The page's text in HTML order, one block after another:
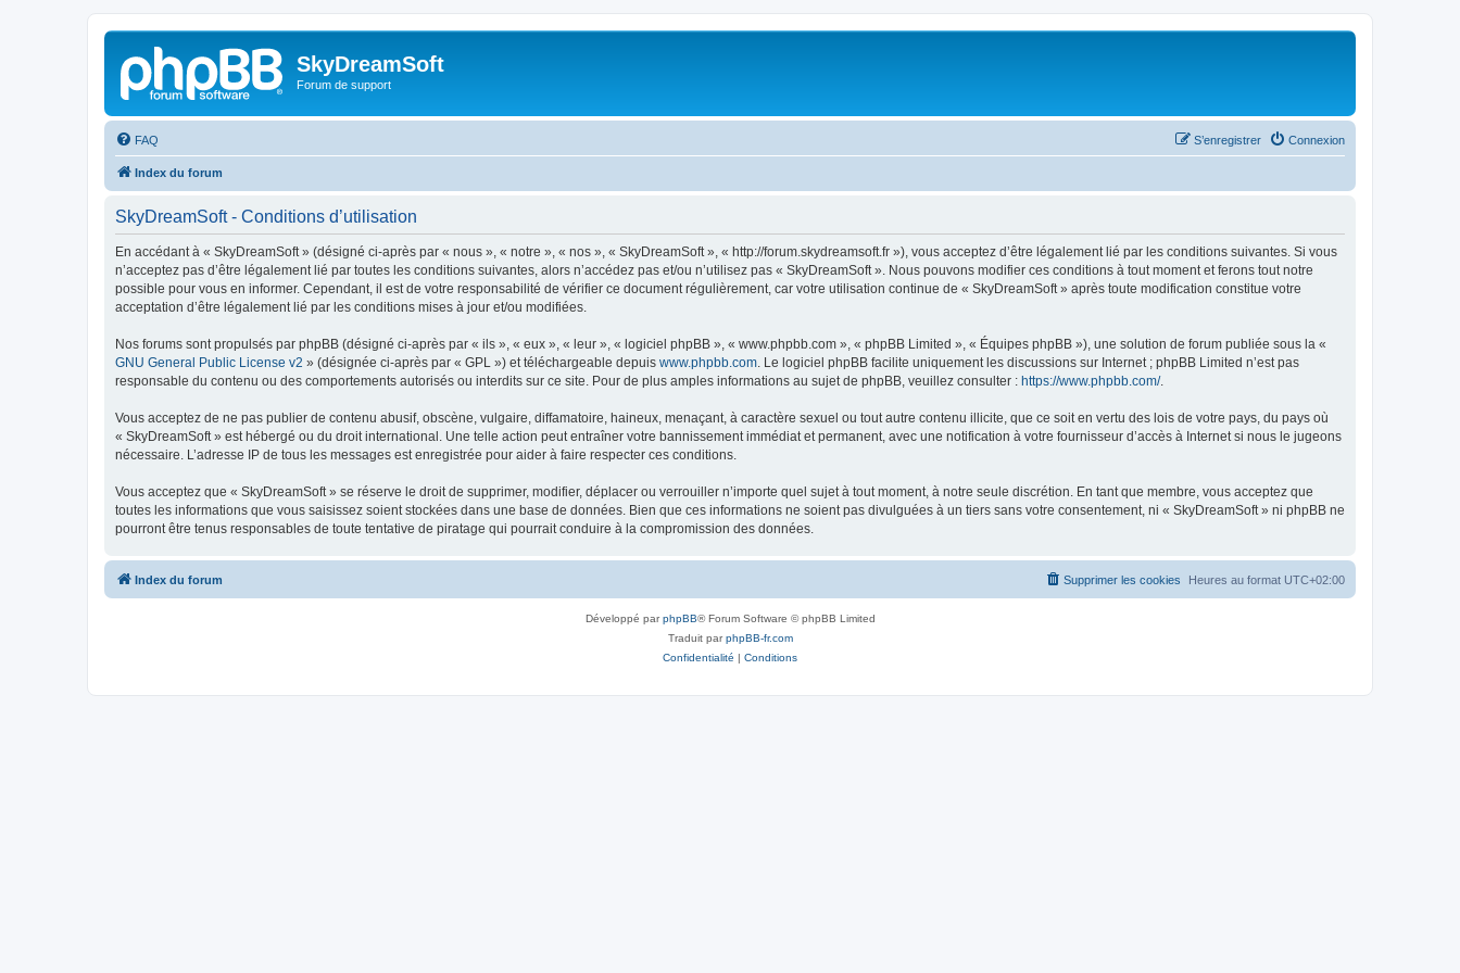
SkyDreamSoft
Forum de support
FAQ Connexion
S’enregistrer
Index du forum
SkyDreamSoft - Conditions d’utilisation
En accédant à « SkyDreamSoft » (désigné ci-après par « nous », « notre », « nos », « SkyDreamSoft », « http://forum.skydreamsoft.fr »), vous acceptez d’être légalement lié par les conditions suivantes. Si vous
n’acceptez pas d’être légalement lié par toutes les conditions suivantes, alors n’accédez pas et/ou n’utilisez pas « SkyDreamSoft ». Nous pouvons modifier ces conditions à tout moment et ferons tout notre
possible pour vous en informer. Cependant, il est de votre responsabilité de vérifier ce document régulièrement, car votre utilisation continue de « SkyDreamSoft » après toute modification constitue votre
acceptation d’être légalement lié par les conditions mises à jour et/ou modifiées.
Nos forums sont propulsés par phpBB (désigné ci-après par « ils », « eux », « leur », « logiciel phpBB », « www.phpbb.com », « phpBB Limited », « Équipes phpBB »), une solution de forum publiée sous la «
GNU General Public License v2 » (désignée ci-après par « GPL ») et téléchargeable depuis www.phpbb.com . Le logiciel phpBB facilite uniquement les discussions sur Internet ; phpBB Limited n’est pas
responsable du contenu ou des comportements autorisés ou interdits sur ce site. Pour de plus amples informations au sujet de phpBB, veuillez consulter : https://www.phpbb.com/.
Vous acceptez de ne pas publier de contenu abusif, obscène, vulgaire, diffamatoire, haineux, menaçant, à caractère sexuel ou tout autre contenu illicite, que ce soit en vertu des lois de votre pays, du pays où
« SkyDreamSoft » est hébergé ou du droit international. Une telle action peut entraîner votre bannissement immédiat et permanent, avec une notification à votre fournisseur d’accès à Internet si nous le jugeons
nécessaire. L’adresse IP de tous les messages est enregistrée pour aider à faire respecter ces conditions.
Vous acceptez que « SkyDreamSoft » se réserve le droit de supprimer, modifier, déplacer ou verrouiller n’importe quel sujet à tout moment, à notre seule discrétion. En tant que membre, vous acceptez que
toutes les informations que vous saisissez soient stockées dans une base de données. Bien que ces informations ne soient pas divulguées à un tiers sans votre consentement, ni « SkyDreamSoft » ni phpBB ne
pourront être tenus responsables de toute tentative de piratage qui pourrait conduire à la compromission des données.
Index du forum Heures au format UTC+02:00
Supprimer les cookies
Développé parphpBB® Forum Software © phpBB Limited
Traduit parphpBB-fr.com
Confidentialité | Conditions